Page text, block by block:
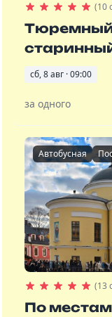
(10
Тюремный
сб, 8 авг · 09:00
за одного
Автобусная
(13
По